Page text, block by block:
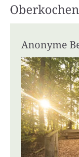
Oberkochen
Anonyme